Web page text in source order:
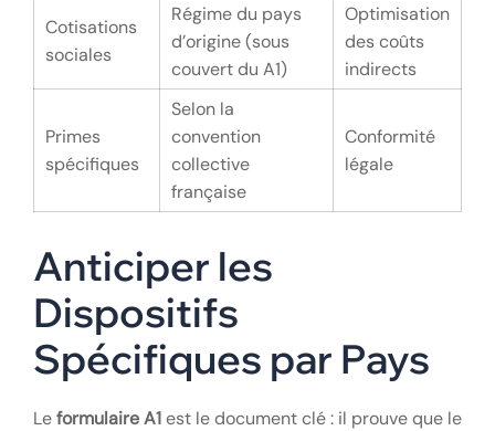
Cotisations
sociales
Régime du pays
d’origine (sous
couvert du A1)
Optimisation
des coûts
indirects
Primes
spécifiques
Selon la
convention
collective
française
Conformité
légale
Anticiper les
Dispositifs
Spécifiques par Pays
Leformulaire A1est le document clé : il prouve que le